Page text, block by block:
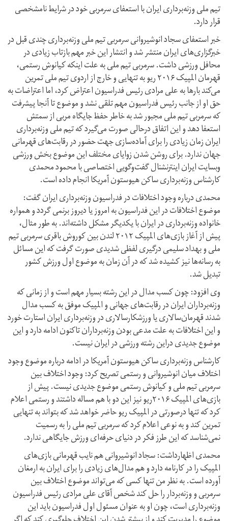
تیم ملی وزنه‌برداری ایران با استعفای سرمربی خود در شرایط نامشخصی
قرار دارد.
خبر استعفای سجاد انوشیروانی سرمربی تیم ملی وزنه‌برداری چندی قبل در
خبرگزاری‌های ایران منتشر شد و انتشار این خبر مهم بازتاب زیادی در
محافل ورزشی داشت. سرمربی تیم ملی به علت اینکه کیانوش رستمی،
قهرمان المپیک ۲۰۱۶ ریو به تنهایی و خارج از اردوی تیم ملی تمرین
می‌کند بارها به علی مرادی رئیس فدراسیون اعتراض کرد، اما اعتراضات به
حق او از جانب رئیس فدراسیون مهم تلقی نشد و موضوع تا آنجا پیشرفت
که سرمربی تیم ملی مجبور شد به خاطر حفظ جایگاه مربی از سمتش
استعفا دهد و این اتفاق درحالی صورت می‌گیرد که تیم ملی وزنه‌برداری
ایران زمان زیادی را برای آماده‌سازی جهت حضور در رقابت‌های قهرمانی
جهان ندارد. برای روشن شدن زوایای مختلف این موضوع بخش ورزشی
وبسایت ایران اینترنشنال گفت‌وگویی اختصاصی با محمود محمدی
کارشناس وزنه‌برداری ساکن هیوستون آمریکا انجام داده است.
محمدی درباره وجود اختلافات در فدراسیون وزنه‌برداری ایران گفت:
موضوع اختلافات در این فدراسیون به امروز یا دیروز برنمی گردد و همواره
خانواده وزنه‌برداری در ایران با یکدیگر مشکل داشته‌اند. به طور مثال،
پیش از آغاز بازی‌های المپیک ۲۰۱۲ لندن بین کوروش باقری سرمربی تیم
ملی و بهداد سلیمی درگیری لفظی شدیدی صورت گرفت که این مسائل
به رسانه‌ها نیز کشیده شد که در آن زمان به موضوع اول ورزش کشور
تبدیل شد.
وی افزود: چون کسب مدال در این رشته بسیار مهم است و از زمانی که
وزنه‌برداران ایران در رقابت‌های جهانی و المپیک موفق به کسب مدال
شدند قهرمان‌سالاری یا ورزشکارسالاری در وزنه‌برداری ایران استارت خورد
و این اختلافات به علت مدعی بودن وزنه‌برداران تاکنون ادامه دارد و این
موضوع جدیدی دراین رشته ورزشی در ایران نیست.
کارشناس وزنه‌برداری ساکن هیوستون آمریکا در ادامه درباره موضوع وجود
اختلاف میان انوشیروانی و رستمی تصریح کرد: وجود اختلاف بین
سرمربی تیم ملی و کیانوش رستمی موضوع جدیدی نیست. پیش از
بازی‌های المپیک ۲۰۱۶ریو نیز این دو با هم مساله داشتند و رستمی اعلام
کرد که تنها درصورتی در المپیک ریو حاضر خواهد شد که بتواند به تنهایی
تمرین کند و به نوعی اعلام کرد که سرمربی تیم ملی را به رسمیت
نمی‌شناسد که این طرز فکر در دنیای حرفه‌ای ورزش جایگاهی ندارد.
محمدی اظهارداشت: سجاد انوشیروانی هم نایب قهرمانی بازی‌های
المپیک را در کارنامه دارد و هم مدال‌های زیادی را برای ایران به ارمغان
آورده است. به نظر من تنها کسی که می‌تواند موضوع اختلاف بین
سرمربی و وزنه‌بردار را حل کند شخص آقای علی مرادی رئیس فدراسیون
وزنه‌برداری است، چون او به عنوان مسئول اول فدراسیون باید این